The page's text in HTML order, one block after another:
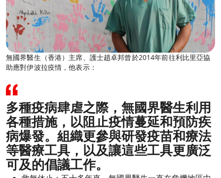
多種疫病肆虐之際，無國界醫生利用
各種措施，以阻止疫情蔓延和預防疾
病爆發。組織更參與研發疫苗和療法
等醫療工具，以及讓這些工具更廣泛
可及的倡議工作。
無國界醫生（香港）主席、護士趙卓邦曾於2014年前往利比里亞協
助應對伊波拉疫情，他表示：